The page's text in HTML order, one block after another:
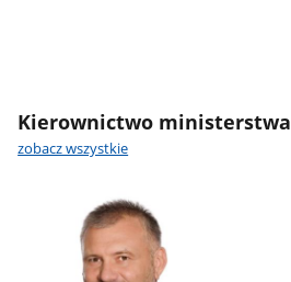
Kierownictwo ministerstwa
zobacz wszystkie